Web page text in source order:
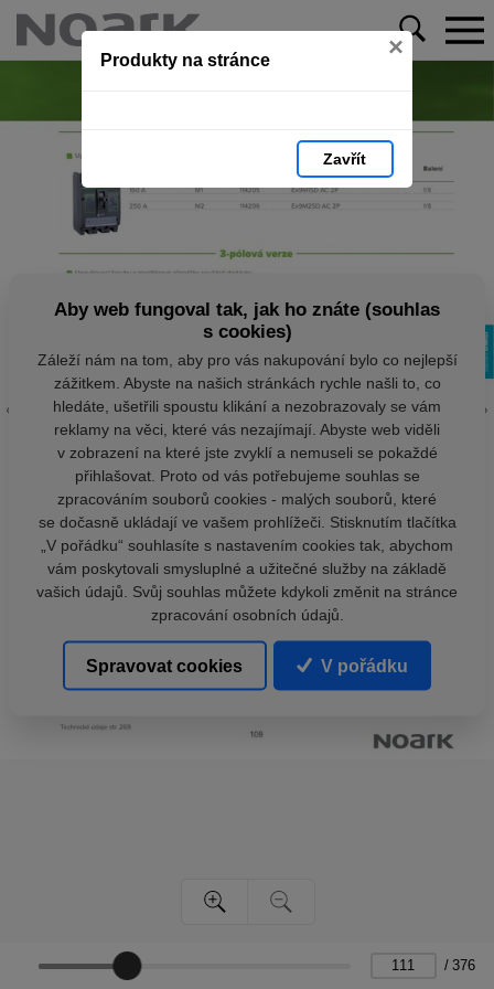
Produkty na stránce ×
Zavřít
/ 376
Aby web fungoval tak, jak ho znáte (souhlas
s cookies)
Záleží nám na tom, aby pro vás nakupování bylo co nejlepší
zážitkem. Abyste na našich stránkách rychle našli to, co
hledáte, ušetřili spoustu klikání a nezobrazovaly se vám
reklamy na věci, které vás nezajímají. Abyste web viděli
v zobrazení na které jste zvyklí a nemuseli se pokaždé
přihlašovat. Proto od vás potřebujeme souhlas se
zpracováním souborů cookies - malých souborů, které
se dočasně ukládají ve vašem prohlížeči. Stisknutím tlačítka
„V pořádku“ souhlasíte s nastavením cookies tak, abychom
vám poskytovali smysluplné a užitečné služby na základě
vašich údajů. Svůj souhlas můžete kdykoli změnit na stránce
zpracování osobních údajů.
Spravovat cookies V pořádku